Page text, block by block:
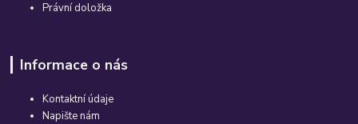
Právní doložka
Informace o nás
Kontaktní údaje
Napište nám